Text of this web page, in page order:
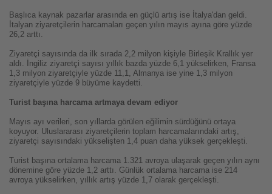
Başlıca kaynak pazarlar arasında en güçlü artış ise İtalya'dan geldi.
İtalyan ziyaretçilerin harcamaları geçen yılın mayıs ayına göre yüzde
26,2 arttı.
Ziyaretçi sayısında da ilk sırada 2,2 milyon kişiyle Birleşik Krallık yer
aldı. İngiliz ziyaretçi sayısı yıllık bazda yüzde 6,1 yükselirken, Fransa
1,3 milyon ziyaretçiyle yüzde 11,1, Almanya ise yine 1,3 milyon
ziyaretçiyle yüzde 9 büyüme kaydetti.
Turist başına harcama artmaya devam ediyor
Mayıs ayı verileri, son yıllarda görülen eğilimin sürdüğünü ortaya
koyuyor. Uluslararası ziyaretçilerin toplam harcamalarındaki artış,
ziyaretçi sayısındaki yükselişten 1,4 puan daha yüksek gerçekleşti.
Turist başına ortalama harcama 1.321 avroya ulaşarak geçen yılın aynı
dönemine göre yüzde 1,2 arttı. Günlük ortalama harcama ise 214
avroya yükselirken, yıllık artış yüzde 1,7 olarak gerçekleşti.